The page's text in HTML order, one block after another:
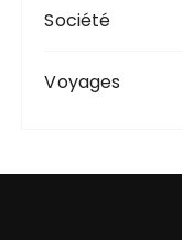
Société
Voyages